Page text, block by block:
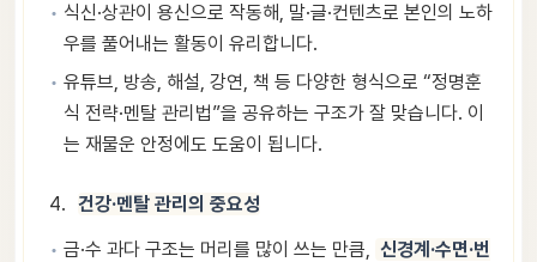
식신·상관이 용신으로 작동해, 말·글·컨텐츠로 본인의 노하
우를 풀어내는 활동이 유리합니다.
유튜브, 방송, 해설, 강연, 책 등 다양한 형식으로 “정명훈
식 전략·멘탈 관리법”을 공유하는 구조가 잘 맞습니다. 이
는 재물운 안정에도 도움이 됩니다.
건강·멘탈 관리의 중요성
금·수 과다 구조는 머리를 많이 쓰는 만큼, 신경계·수면·번